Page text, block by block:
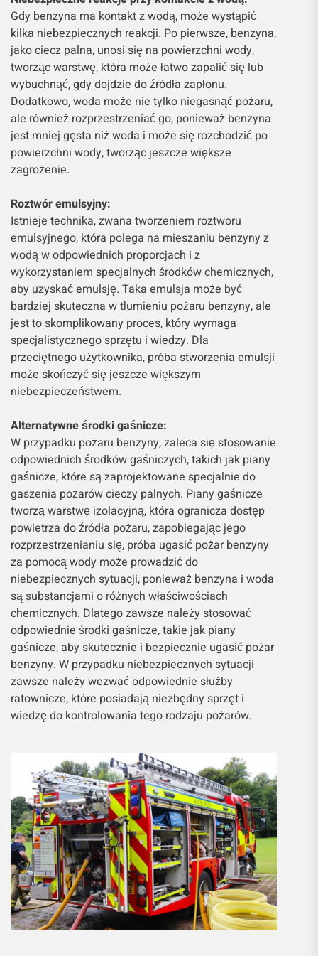
Gdy benzyna ma kontakt z wodą, może wystąpić
kilka niebezpiecznych reakcji. Po pierwsze, benzyna,
jako ciecz palna, unosi się na powierzchni wody,
tworząc warstwę, która może łatwo zapalić się lub
wybuchnąć, gdy dojdzie do źródła zapłonu.
Dodatkowo, woda może nie tylko niegasnąć pożaru,
ale również rozprzestrzeniać go, ponieważ benzyna
jest mniej gęsta niż woda i może się rozchodzić po
powierzchni wody, tworząc jeszcze większe
zagrożenie.
Roztwór emulsyjny:
Istnieje technika, zwana tworzeniem roztworu
emulsyjnego, która polega na mieszaniu benzyny z
wodą w odpowiednich proporcjach i z
wykorzystaniem specjalnych środków chemicznych,
aby uzyskać emulsję. Taka emulsja może być
bardziej skuteczna w tłumieniu pożaru benzyny, ale
jest to skomplikowany proces, który wymaga
specjalistycznego sprzętu i wiedzy. Dla
przeciętnego użytkownika, próba stworzenia emulsji
może skończyć się jeszcze większym
niebezpieczeństwem.
Alternatywne środki gaśnicze:
W przypadku pożaru benzyny, zaleca się stosowanie
odpowiednich środków gaśniczych, takich jak piany
gaśnicze, które są zaprojektowane specjalnie do
gaszenia pożarów cieczy palnych. Piany gaśnicze
tworzą warstwę izolacyjną, która ogranicza dostęp
powietrza do źródła pożaru, zapobiegając jego
rozprzestrzenianiu się, próba ugasić pożar benzyny
za pomocą wody może prowadzić do
niebezpiecznych sytuacji, ponieważ benzyna i woda
są substancjami o różnych właściwościach
chemicznych. Dlatego zawsze należy stosować
odpowiednie środki gaśnicze, takie jak piany
gaśnicze, aby skutecznie i bezpiecznie ugasić pożar
benzyny. W przypadku niebezpiecznych sytuacji
zawsze należy wezwać odpowiednie służby
ratownicze, które posiadają niezbędny sprzęt i
wiedzę do kontrolowania tego rodzaju pożarów.